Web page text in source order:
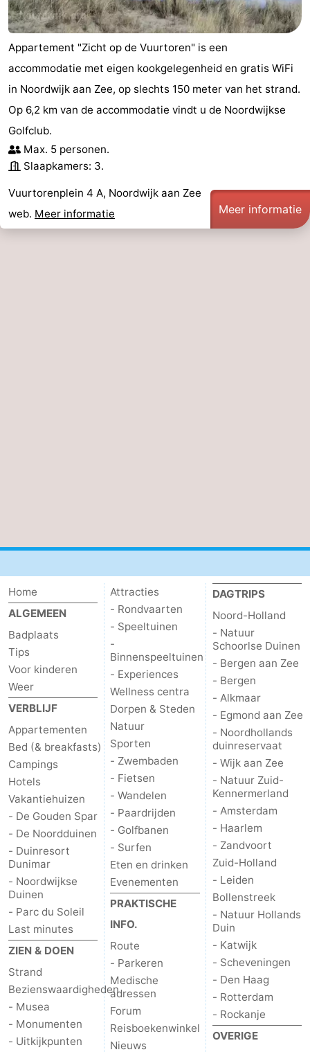
du
Soleil
minutes
Strand
Zien
&
doen
Bezienswaardigheden
-
Musea
Monumenten
-
Uitkijkpunten
Attracties
-
Fietsen
-
Wandelen
-
Paardrijden
-
Golfbanen
-
Surfen
Eten
en
drinken
Evenementen
Praktisch
Forum
Route
Parkeren
Reisboekenwinkel
Nieuws
Medische
adressen
Regio
Noord-
Holland
-
Natuur
-
Appartement "Zicht op de Vuurtoren" is een
accommodatie met eigen kookgelegenheid en gratis WiFi
in Noordwijk aan Zee, op slechts 150 meter van het strand.
Op 6,2 km van de accommodatie vindt u de Noordwijkse
Golfclub.
Max. 5 personen.
Slaapkamers: 3.
Vuurtorenplein 4 A, Noordwijk aan Zee
web. Meer informatie Meer informatie
Home
ALGEMEEN
Badplaats
Tips
Voor kinderen
Weer
VERBLIJF
Appartementen
Bed (& breakfasts)
Campings
Hotels
Vakantiehuizen
- De Gouden Spar
- De Noordduinen
- Duinresort
Dunimar
- Noordwijkse
Duinen
- Parc du Soleil
Last minutes
ZIEN & DOEN
Strand
Bezienswaardigheden
- Musea
- Monumenten
- Uitkijkpunten
Attracties
- Rondvaarten
- Speeltuinen
-
Binnenspeeltuinen
- Experiences
Wellness centra
Dorpen & Steden
Natuur
Sporten
- Zwembaden
- Fietsen
- Wandelen
- Paardrijden
- Golfbanen
- Surfen
Eten en drinken
Evenementen
PRAKTISCHE
INFO.
Route
- Parkeren
Medische
adressen
Forum
Reisboekenwinkel
Nieuws
DAGTRIPS
Noord-Holland
- Natuur
Schoorlse Duinen
- Bergen aan Zee
- Bergen
- Alkmaar
- Egmond aan Zee
- Noordhollands
duinreservaat
- Wijk aan Zee
- Natuur Zuid-
Kennermerland
- Amsterdam
- Haarlem
- Zandvoort
Zuid-Holland
- Leiden
Bollenstreek
- Natuur Hollands
Duin
- Katwijk
- Scheveningen
- Den Haag
- Rotterdam
- Rockanje
OVERIGE